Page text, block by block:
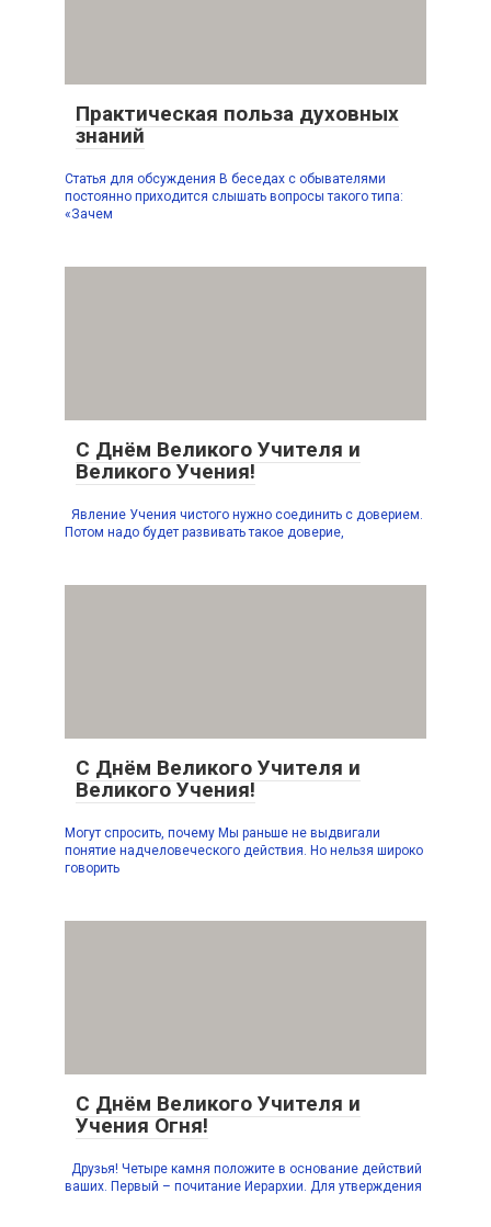
Практическая польза духовных
знаний
Статья для обсуждения В беседах с обывателями
постоянно приходится слышать вопросы такого типа:
«Зачем
С Днём Великого Учителя и
Великого Учения!
Явление Учения чистого нужно соединить с доверием.
Потом надо будет развивать такое доверие,
С Днём Великого Учителя и
Великого Учения!
Могут спросить, почему Мы раньше не выдвигали
понятие надчеловеческого действия. Но нельзя широко
говорить
С Днём Великого Учителя и
Учения Огня!
Друзья! Четыре камня положите в основание действий
ваших. Первый – почитание Иерархии. Для утверждения